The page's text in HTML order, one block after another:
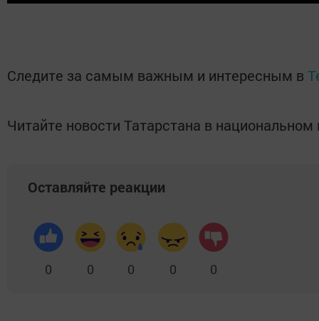
Следите за самым важным и интересным в
Читайте новости Татарстана в
Оставляйте реакции
0 0 0 0 0